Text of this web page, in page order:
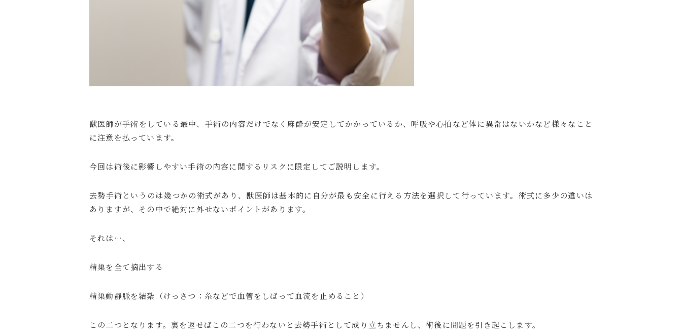
獣医師が手術をしている最中、手術の内容だけでなく麻酔が安定してかかっているか、呼吸や心拍など体に異常はないかなど様々なこと
に注意を払っています。
今回は術後に影響しやすい手術の内容に関するリスクに限定してご説明します。
去勢手術というのは幾つかの術式があり、獣医師は基本的に自分が最も安全に行える方法を選択して行っています。術式に多少の違いは
ありますが、その中で絶対に外せないポイントがあります。
それは…、
精巣を全て摘出する
精巣動静脈を結紮 （けっさつ：糸などで血管をしばって血流を止めること）
この二つとなります。裏を返せばこの二つを行わないと去勢手術として成り立ちませんし、術後に問題を引き起こします。